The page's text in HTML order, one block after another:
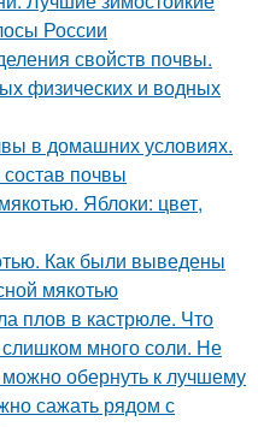
России
свойств почвы.
физических и водных
в домашних условиях.
почвы
Яблоки: цвет,
Как были выведены
мякотью
плов в кастрюле. Что
много соли. Не
обернуть к лучшему
сажать рядом с